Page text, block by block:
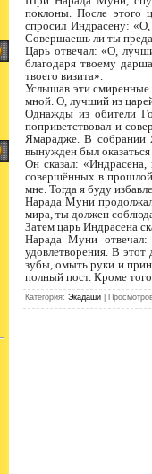
поклоны. После этого
спросил Индрасену:
Совершаешь ли ты
Царь отвечал: «О,
благодаря твоему
твоего визита».
Услышав эти смиренные
мной. О, лучший из
Однажды из обители
поприветствовал и
Ямарадже. В собрании
вынужден был
Он сказал:
совершённых в
мне. Тогда я буду
Нарада Муни
мира, ты должен
Затем царь Индрасена
Нарада Муни отвечал:
удовлетворения. В этот
зубы, омыть руки и
полный пост. Кроме
Категория: Экадаши